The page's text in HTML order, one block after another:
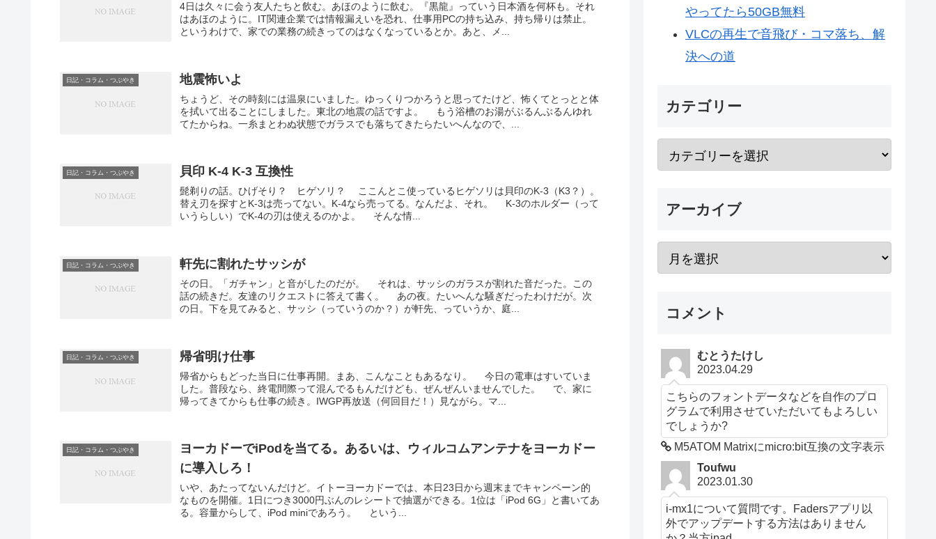
4日は久々に会う友人たちと飲む。あほのように飲む。『黒龍』っていう日本酒を何杯も。それ
はあほのように。IT関連企業では情報漏えいを恐れ、仕事用PCの持ち込み、持ち帰りは禁止。
というわけで、家での業務の続きってのはなくなっているとか。あと、メ...
日記・コラム・つぶやき 地震怖いよ
ちょうど、その時刻には温泉にいました。ゆっくりつかろうと思ってたけど、怖くてとっとと体
を拭いて出ることにしました。東北の地震の話ですよ。 もう浴槽のお湯がぶるんぶるんゆれ
てたからね。一糸まとわぬ状態でガラスでも落ちてきたらたいへんなので、...
日記・コラム・つぶやき 貝印 K-4 K-3 互換性
髭剃りの話。ひげそり？ ヒゲソリ？ ここんとこ使っているヒゲソリは貝印のK-3（K3？）。
替え刃を探すとK-3は売ってない。K-4なら売ってる。なんだよ、それ。 K-3のホルダー（って
いうらしい）でK-4の刃は使えるのかよ。 そんな情...
日記・コラム・つぶやき 軒先に割れたサッシが
その日。「ガチャン」と音がしたのだが。 それは、サッシのガラスが割れた音だった。この
話の続きだ。友達のリクエストに答えて書く。 あの夜。たいへんな騒ぎだったわけだが。次
の日。下を見てみると、サッシ（っていうのか？）が軒先、っていうか、庭...
日記・コラム・つぶやき 帰省明け仕事
帰省からもどった当日に仕事再開。まあ、こんなこともあるなり。 今日の電車はすいていま
した。普段なら、終電間際って混んでるもんだけども、ぜんぜんいませんでした。 で、家に
帰ってきてからも仕事の続き。IWGP再放送（何回目だ！）見ながら。マ...
日記・コラム・つぶやき
ヨーカドーでiPodを当てる。あるいは、ウィルコムアンテナをヨーカドー
に導入しろ！
いや、あたってないんだけど。イトーヨーカドーでは、本日23日から週末までキャンペーン的
なものを開催。1日につき3000円ぶんのレシートで抽選ができる。1位は「iPod 6G」と書いてあ
る。容量からして、iPod miniであろう。 という...
やってたら50GB無料
VLCの再生で音飛び・コマ落ち、解
決への道
カテゴリー
アーカイブ
コメント
むとうたけし
2023.04.29
こちらのフォントデータなどを自作のプロ
グラムで利用させていただいてもよろしい
でしょうか?
M5ATOM Matrixにmicro:bit互換の文字表示
Toufwu
2023.01.30
i-mx1について質問です。Fadersアプリ以
外でアップデートする方法はありません